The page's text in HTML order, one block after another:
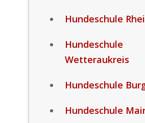
Hundeschule
Hundeschule
Wetteraukreis
Hundeschule
Hundeschule